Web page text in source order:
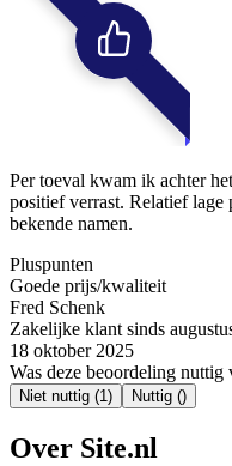
Per toeval kwam ik achter
positief verrast. Relatief
bekende namen.
Pluspunten
Goede prijs/kwaliteit
Fred Schenk
Zakelijke klant sinds
18 oktober 2025
Was deze beoordeling nuttig
Niet nuttig (1) Nuttig ()
Over Site.nl